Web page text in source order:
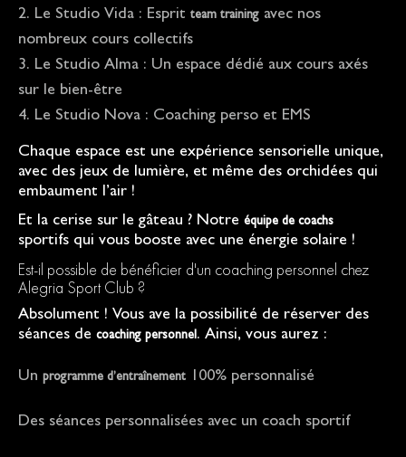
Le Studio Vida : Esprit team training avec nos
nombreux cours collectifs
Le Studio Alma : Un espace dédié aux cours axés
sur le bien-être
Le Studio Nova : Coaching perso et EMS
Chaque espace est une expérience sensorielle unique,
avec des jeux de lumière, et même des orchidées qui
embaument l’air !
Et la cerise sur le gâteau ? Notre équipe de coachs
sportifs qui vous booste avec une énergie solaire !
Est-il possible de bénéficier d'un coaching personnel chez
Alegria Sport Club ?
Absolument ! Vous ave la possibilité de réserver des
séances de coaching personnel. Ainsi, vous aurez :
Un programme d’entraînement 100% personnalisé
Des séances personnalisées avec un coach sportif